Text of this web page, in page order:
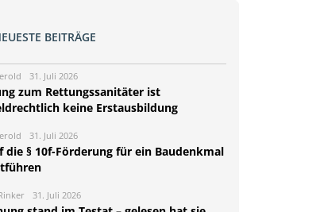
BEITRÄGE
31. Juli 2026
zum Rettungssanitäter ist
keine Erstausbildung
31. Juli 2026
die § 10f-Förderung für ein Baudenkmal
31. Juli 2026